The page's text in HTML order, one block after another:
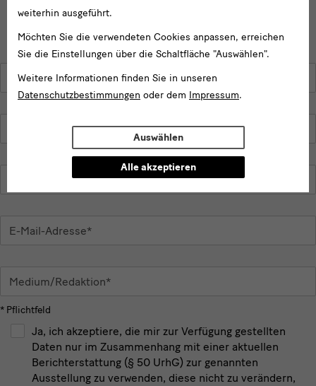
Name*
Telefonnummer*
E-
Medium/Redaktion*
* Pflichtfeld
Ja, ich akzeptiere, die mir zur Verfügung gestellten
Daten nur im Zusammenhang mit einer aktuellen
Berichterstattung (§ 50 UrhG) zur genannten
Ausstellung zu verwenden, diese nicht zu verändern,
weiterhin ausgeführt.
Möchten Sie die verwendeten Cookies anpassen, erreichen
Sie die Einstellungen über die Schaltfläche "Auswählen".
Weitere Informationen finden Sie in unseren
Datenschutzbestimmungen oder dem Impressum.
Auswählen
Alle akzeptieren